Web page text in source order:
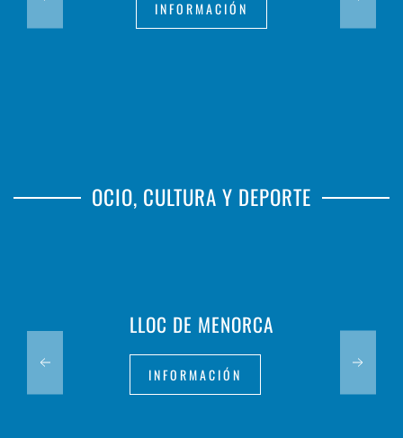
INFORMACIÓN
OCIO, CULTURA Y DEPORTE
CA N'OLIVER. CENTRE D'ART I D'HISTÒRIA
HERNÁNDEZ SANZ
INFORMACIÓN